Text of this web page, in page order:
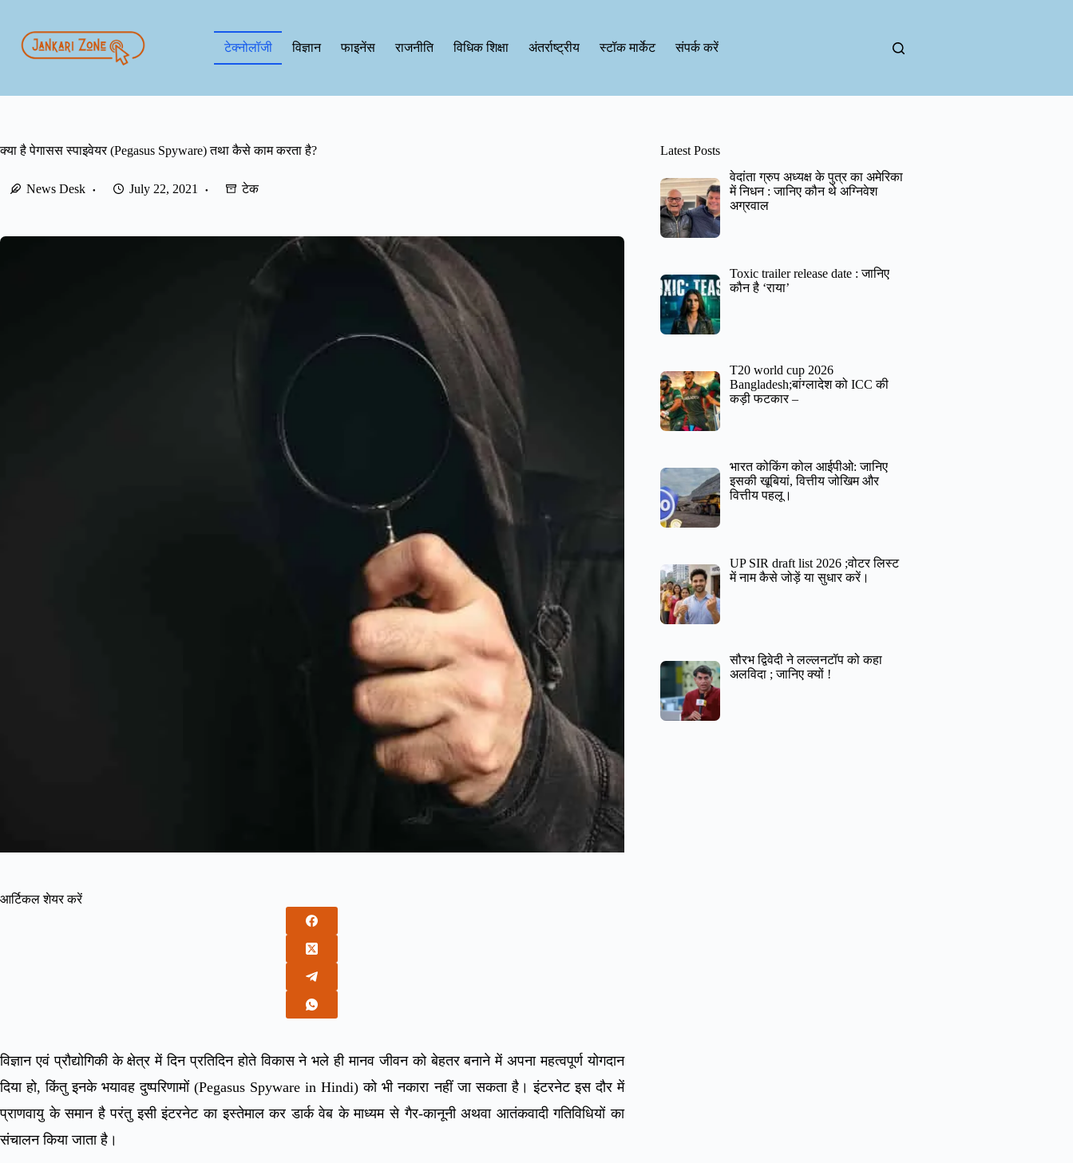
content
टेक्नोलॉजी
विज्ञान फाइनेंस राजनीति विधिक शिक्षा अंतर्राष्ट्रीय स्टॉक मार्केट संपर्क करें
क्या है पेगासस स्पाइवेयर (Pegasus Spyware) तथा कैसे काम करता है?
News Desk July 22, 2021 टेक
आर्टिकल शेयर करें
विज्ञान एवं प्रौद्योगिकी के क्षेत्र में दिन प्रतिदिन होते विकास ने भले ही मानव जीवन को बेहतर बनाने में अपना महत्वपूर्ण योगदान
दिया हो, किंतु इनके भयावह दुष्परिणामों (Pegasus Spyware in Hindi) को भी नकारा नहीं जा सकता है। इंटरनेट इस दौर में
प्राणवायु के समान है परंतु इसी इंटरनेट का इस्तेमाल कर डार्क वेब के माध्यम से गैर-कानूनी अथवा आतंकवादी गतिविधियों का
संचालन किया जाता है।
Latest Posts
वेदांता ग्रुप अध्यक्ष के पुत्र का अमेरिका
में निधन : जानिए कौन थे अग्निवेश
अग्रवाल
Toxic trailer release date : जानिए
कौन है ‘राया’
T20 world cup 2026
Bangladesh;बांग्लादेश को ICC की
कड़ी फटकार –
भारत कोकिंग कोल आईपीओ: जानिए
इसकी खूबियां, वित्तीय जोखिम और
वित्तीय पहलू।
UP SIR draft list 2026 ;वोटर लिस्ट
में नाम कैसे जोड़ें या सुधार करें।
सौरभ द्विवेदी ने लल्लनटॉप को कहा
अलविदा ; जानिए क्यों !